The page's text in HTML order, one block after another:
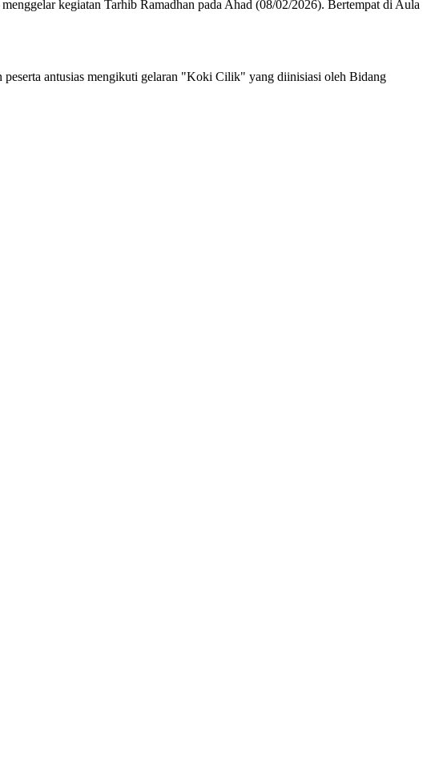
kegiatan Tarhib Ramadhan pada Ahad (08/02/2026). Bertempat di Aula
antusias mengikuti gelaran "Koki Cilik" yang diinisiasi oleh Bidang